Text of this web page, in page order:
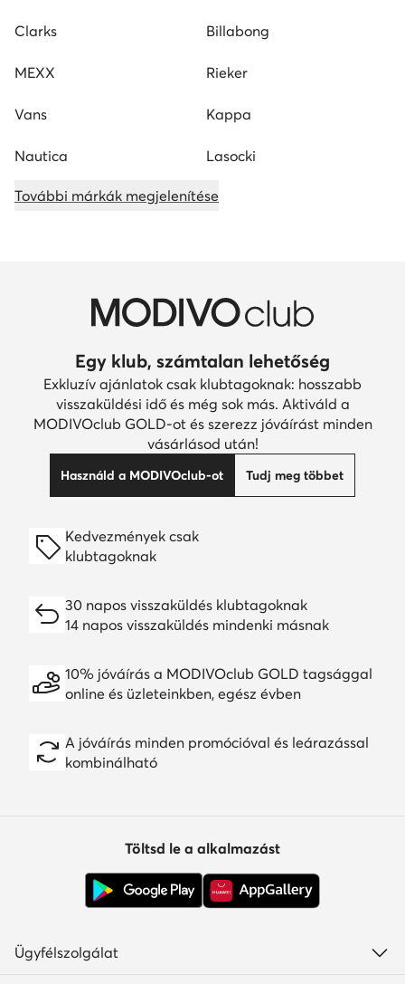
Clarks Billabong
MEXX Rieker
Vans Kappa
Nautica Lasocki
További márkák megjelenítése
Egy klub, számtalan lehetőség
Exkluzív ajánlatok csak klubtagoknak: hosszabb
visszaküldési idő és még sok más. Aktiváld a
MODIVOclub GOLD-ot és szerezz jóváírást minden
vásárlásod után!
Használd a MODIVOclub-ot Tudj meg többet
Kedvezmények csak
klubtagoknak
30 napos visszaküldés klubtagoknak
14 napos visszaküldés mindenki másnak
10% jóváírás a MODIVOclub GOLD tagsággal
online és üzleteinkben, egész évben
A jóváírás minden promócióval és leárazással
kombinálható
Töltsd le a alkalmazást
Ügyfélszolgálat